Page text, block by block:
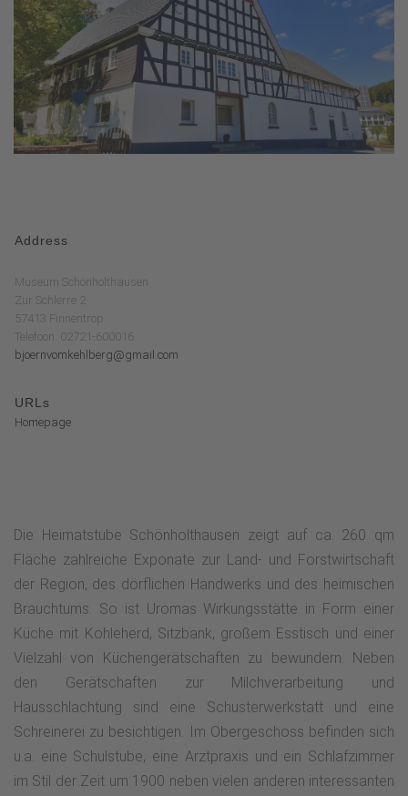
Address
Museum Schönholthausen
Zur Schlerre 2
57413 Finnentrop
Telefoon: 02721-600016
bjoernvomkehlberg@gmail.com
URLs
Homepage
Die Heimatstube Schönholthausen zeigt auf ca. 260 qm
Fläche zahlreiche Exponate zur Land- und Forstwirtschaft
der Region, des dörflichen Handwerks und des heimischen
Brauchtums. So ist Uromas Wirkungsstätte in Form einer
Küche mit Kohleherd, Sitzbank, großem Esstisch und einer
Vielzahl von Küchengerätschaften zu bewundern. Neben
den Gerätschaften zur Milchverarbeitung und
Hausschlachtung sind eine Schusterwerkstatt und eine
Schreinerei zu besichtigen. Im Obergeschoss befinden sich
u.a. eine Schulstube, eine Arztpraxis und ein Schlafzimmer
im Stil der Zeit um 1900 neben vielen anderen interessanten